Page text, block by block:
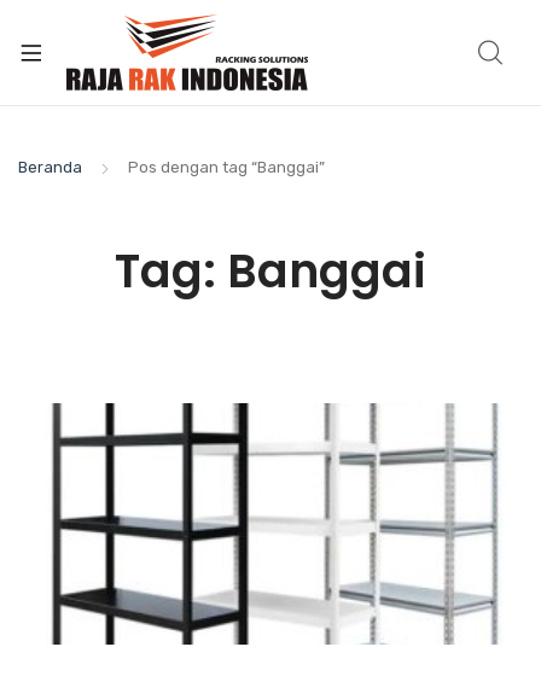
Beranda Pos dengan tag “Banggai”
Tag: Banggai